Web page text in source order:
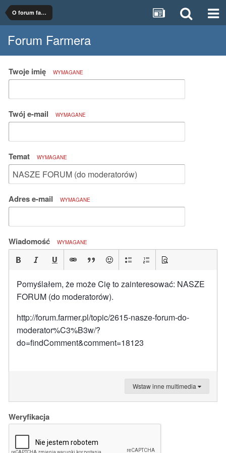
O forum farmer.pl
Forum Farmera
Twoje imię WYMAGANE
Twój e-mail WYMAGANE
Temat WYMAGANE
Adres e-mail WYMAGANE
Wiadomość WYMAGANE
Pomyślałem, że może Cię to zainteresować: NASZE
FORUM (do moderatorów).
http://forum.farmer.pl/topic/2615-nasze-forum-do-
moderator%C3%B3w/?
do=findComment&comment=18123
Wstaw inne multimedia
Weryfikacja